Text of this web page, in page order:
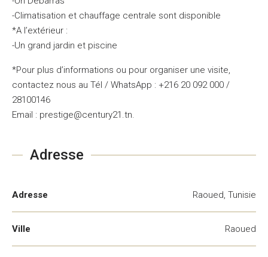
-Climatisation et chauffage centrale sont disponible
*A l’extérieur :
-Un grand jardin et piscine
*Pour plus d’informations ou pour organiser une visite,
contactez nous au Tél / WhatsApp : +216 20 092 000 /
28100146
Email : prestige@century21.tn.
Adresse
Adresse Raoued, Tunisie
Ville Raoued